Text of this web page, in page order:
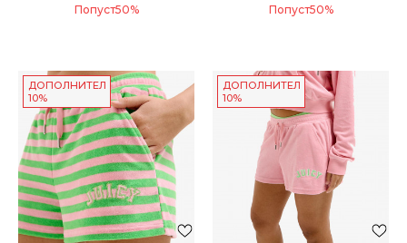
Попуст50% Попуст50%
ДОПОЛНИТЕЛНИ
10%
ДОПОЛНИТЕЛНИ
10%